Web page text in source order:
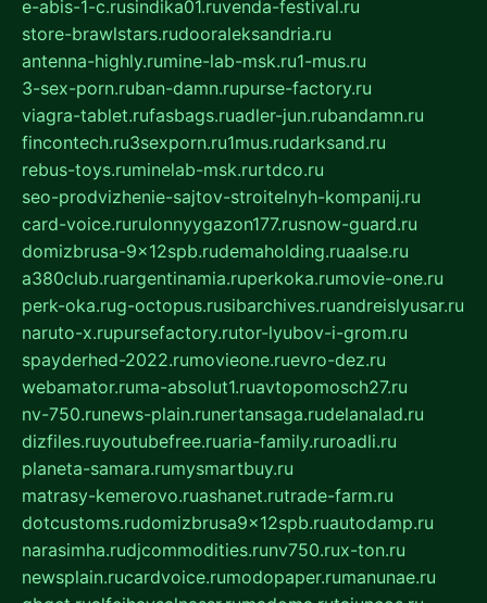
e-abis-1-c.rusindika01.ruvenda-festival.ru
store-brawlstars.rudooraleksandria.ru
antenna-highly.rumine-lab-msk.ru1-mus.ru
3-sex-porn.ruban-damn.rupurse-factory.ru
viagra-tablet.rufasbags.ruadler-jun.rubandamn.ru
fincontech.ru3sexporn.ru1mus.rudarksand.ru
rebus-toys.ruminelab-msk.rurtdco.ru
seo-prodvizhenie-sajtov-stroitelnyh-kompanij.ru
card-voice.rurulonnyygazon177.rusnow-guard.ru
domizbrusa-9x12spb.rudemaholding.ruaalse.ru
a380club.ruargentinamia.ruperkoka.rumovie-one.ru
perk-oka.rug-octopus.rusibarchives.ruandreislyusar.ru
naruto-x.rupursefactory.rutor-lyubov-i-grom.ru
spayderhed-2022.rumovieone.ruevro-dez.ru
webamator.ruma-absolut1.ruavtopomosch27.ru
nv-750.runews-plain.runertansaga.rudelanalad.ru
dizfiles.ruyoutubefree.ruaria-family.ruroadli.ru
planeta-samara.rumysmartbuy.ru
matrasy-kemerovo.ruashanet.rutrade-farm.ru
dotcustoms.rudomizbrusa9x12spb.ruautodamp.ru
narasimha.rudjcommodities.runv750.rux-ton.ru
newsplain.rucardvoice.rumodopaper.rumanunae.ru